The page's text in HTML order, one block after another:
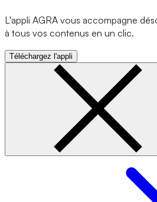
L'appli AGRA vous accompagne
à tous vos contenus en un clic.
Téléchargez l'appli